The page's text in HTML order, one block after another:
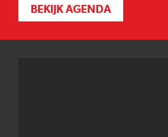
BEKIJK AGENDA